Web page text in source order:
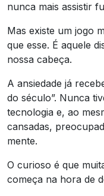
nunca mais assistir
Mas existe um jogo
que esse. É aquele
nossa cabeça.
A ansiedade já
do século”. Nunca
tecnologia e, ao
cansadas,
mente.
O curioso é que
começa na hora de